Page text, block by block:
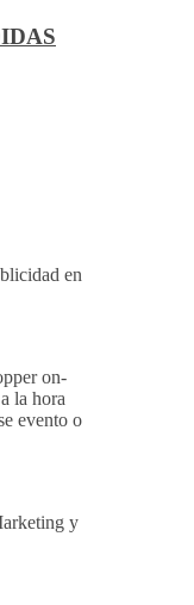
en
on-
la hora
evento o
y